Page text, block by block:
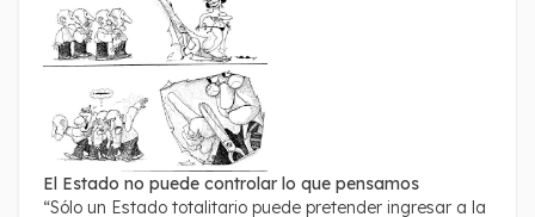
El Estado no puede controlar lo que pensamos
“Sólo un Estado totalitario puede pretender ingresar a la